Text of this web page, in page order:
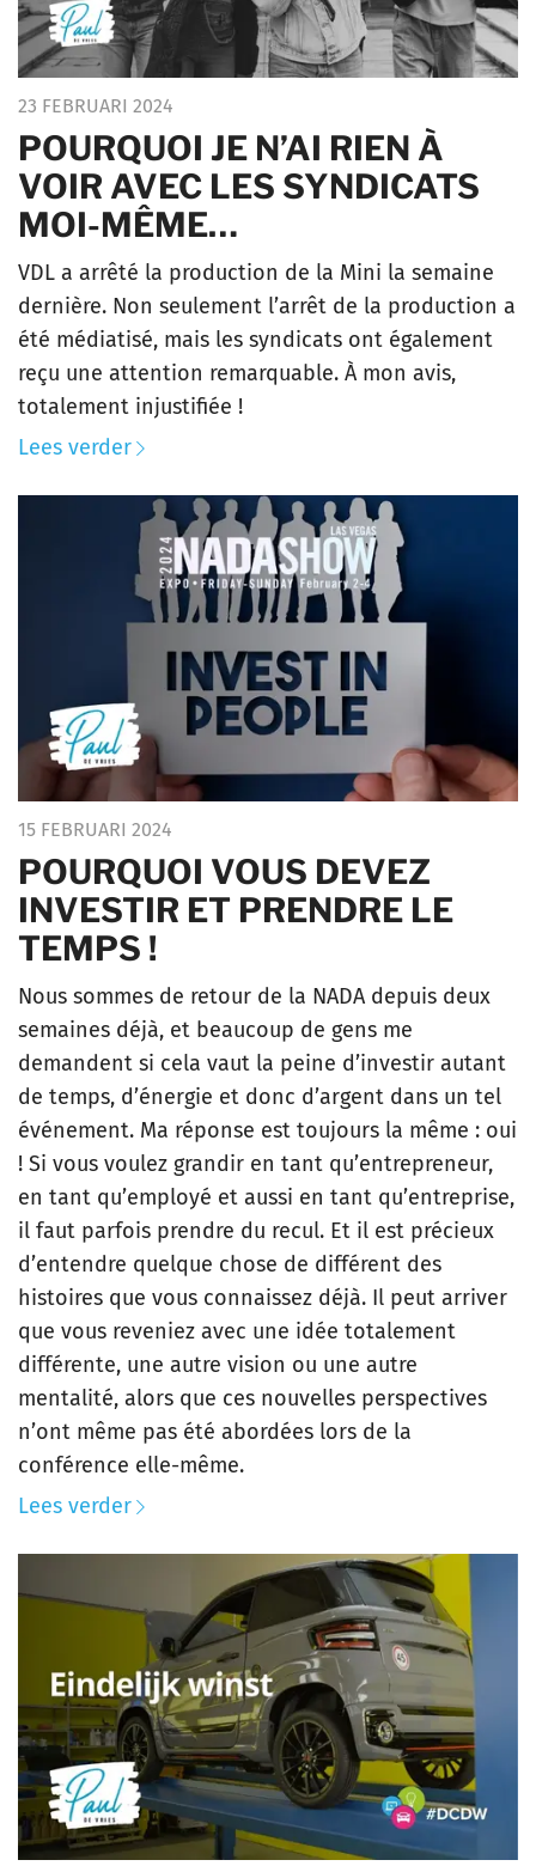
23 FEBRUARI 2024
POURQUOI JE N’AI RIEN À
VOIR AVEC LES SYNDICATS
MOI-MÊME…
VDL a arrêté la production de la Mini la semaine
dernière. Non seulement l’arrêt de la production a
été médiatisé, mais les syndicats ont également
reçu une attention remarquable. À mon avis,
totalement injustifiée !
Lees verder
15 FEBRUARI 2024
POURQUOI VOUS DEVEZ
INVESTIR ET PRENDRE LE
TEMPS !
Nous sommes de retour de la NADA depuis deux
semaines déjà, et beaucoup de gens me
demandent si cela vaut la peine d’investir autant
de temps, d’énergie et donc d’argent dans un tel
événement. Ma réponse est toujours la même : oui
! Si vous voulez grandir en tant qu’entrepreneur,
en tant qu’employé et aussi en tant qu’entreprise,
il faut parfois prendre du recul. Et il est précieux
d’entendre quelque chose de différent des
histoires que vous connaissez déjà. Il peut arriver
que vous reveniez avec une idée totalement
différente, une autre vision ou une autre
mentalité, alors que ces nouvelles perspectives
n’ont même pas été abordées lors de la
conférence elle-même.
Lees verder